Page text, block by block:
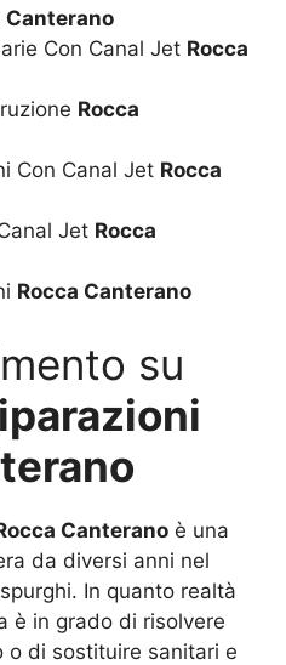
Canterano
Con Canal Jet Rocca
Rocca
Con Canal Jet Rocca
Jet Rocca
Rocca Canterano
su
Canterano è una
da diversi anni nel
In quanto realtà
è in grado di risolvere
o di sostituire sanitari e